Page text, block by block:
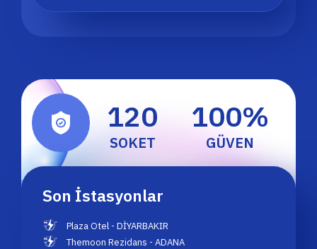
SOKET
120
GÜVEN
100%
Son İstasyonlar
Plaza Otel - DİYARBAKIR
Themoon Rezidans - ADANA